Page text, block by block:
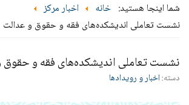
شما اینجا هستید: خانه
اخبار مرکز
نشست تعاملی اندیشکده‌های فقه و حقوق و عدالت
نشست تعاملی اندیشکده‌های فقه و حقوق
دسته:اخبار و رویدادها